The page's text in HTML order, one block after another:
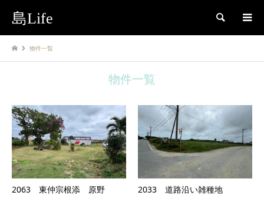
島Life 検索
物件一覧
物件一覧
2063 東仲宗根添 原野 2033 道路沿い雑種地